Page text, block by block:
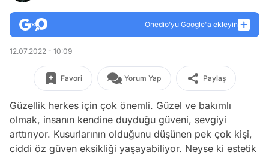
Onedio’yu Google'a ekleyin
12.07.2022 - 10:09
Favori Yorum Yap Paylaş
Güzellik herkes için çok önemli. Güzel ve bakımlı
olmak, insanın kendine duyduğu güveni, sevgiyi
arttırıyor. Kusurlarının olduğunu düşünen pek çok kişi,
ciddi öz güven eksikliği yaşayabiliyor. Neyse ki estetik